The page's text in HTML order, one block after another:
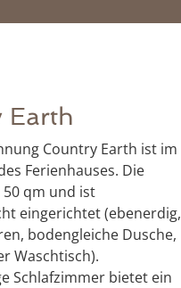
Earth
Country Earth ist im
Ferienhauses. Die
qm und ist
eingerichtet (ebenerdig,
bodengleiche Dusche,
Waschtisch).
Schlafzimmer bietet ein